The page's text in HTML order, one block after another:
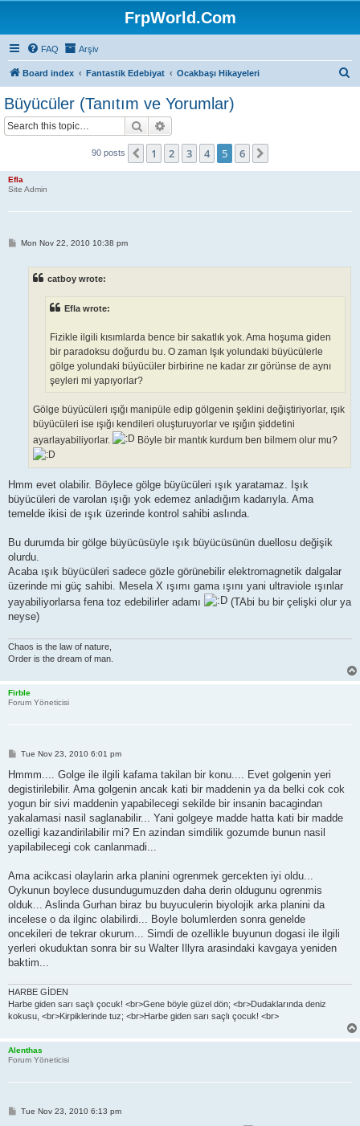
FrpWorld.Com
FAQ Arşiv
Board index Fantastik Edebiyat Ocakbaşı Hikayeleri
Büyücüler (Tanıtım ve Yorumlar)
Search
90 posts Previous
1 2 3 4 5 6
Efla
Site Admin
PMon Nov 22, 2010 10:38 pm
catboy wrote:
Efla wrote:
Fizikle ilgili kısımlarda bence bir sakatlık yok. Ama hoşuma giden
bir paradoksu doğurdu bu. O zaman Işık yolundaki büyücülerle
gölge yolundaki büyücüler birbirine ne kadar zır görünse de aynı
şeyleri mi yapıyorlar?
Gölge büyücüleri ışığı manipüle edip gölgenin şeklini değiştiriyorlar, ışık
büyücüleri ise ışığı kendileri oluşturuyorlar ve ışığın şiddetini
ayarlayabiliyorlar.
Böyle bir mantık kurdum ben bilmem olur mu?
Hmm evet olabilir. Böylece gölge büyücüleri ışık yaratamaz. Işık
büyücüleri de varolan ışığı yok edemez anladığım kadarıyla. Ama
temelde ikisi de ışık üzerinde kontrol sahibi aslında.
Bu durumda bir gölge büyücüsüyle ışık büyücüsünün duellosu değişik
olurdu.
Acaba ışık büyücüleri sadece gözle görünebilir elektromagnetik dalgalar
üzerinde mi güç sahibi. Mesela X ışımı gama ışını yani ultraviole ışınlar
yayabiliyorlarsa fena toz edebilirler adamı
(TAbi bu bir çelişki olur ya
neyse)
Chaos is the law of nature,
Order is the dream of man.
Firble
Forum Yöneticisi
P
s
Tue Nov 23, 2010 6:01 pm
Hmmm.... Golge ile ilgili kafama takilan bir konu.... Evet golgenin yeri
degistirilebilir. Ama golgenin ancak kati bir maddenin ya da belki cok cok
yogun bir sivi maddenin yapabilecegi sekilde bir insanin bacagindan
yakalamasi nasil saglanabilir... Yani golgeye madde hatta kati bir madde
ozelligi kazandirilabilir mi? En azindan simdilik gozumde bunun nasil
yapilabilecegi cok canlanmadi...
Ama acikcasi olaylarin arka planini ogrenmek gercekten iyi oldu...
Oykunun boylece dusundugumuzden daha derin oldugunu ogrenmis
olduk... Aslinda Gurhan biraz bu buyuculerin biyolojik arka planini da
incelese o da ilginc olabilirdi... Boyle bolumlerden sonra genelde
oncekileri de tekrar okurum... Simdi de ozellikle buyunun dogasi ile ilgili
yerleri okuduktan sonra bir su Walter Illyra arasindaki kavgaya yeniden
baktim...
HARBE GİDEN
Harbe giden sarı saçlı çocuk! <br>Gene böyle güzel dön; <br>Dudaklarında deniz
kokusu, <br>Kirpiklerinde tuz; <br>Harbe giden sarı saçlı çocuk! <br>
Alenthas
Forum Yöneticisi
PTue Nov 23, 2010 6:13 pm